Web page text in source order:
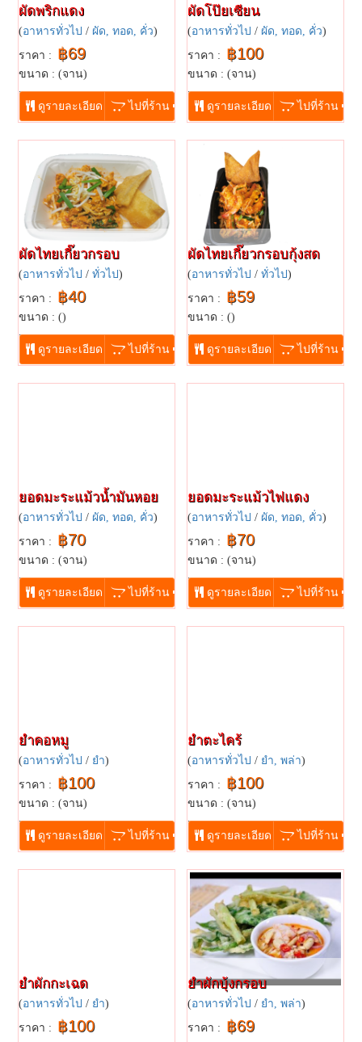
ผัดพริกแดง
(อาหารทั่วไป / ผัด, ทอด, คั่ว)
ราคา : ฿69
ขนาด : (จาน)
...
ดูรายละเอียด ไปที่ร้าน
ผัดโป๊ยเซียน
(อาหารทั่วไป / ผัด, ทอด, คั่ว)
ราคา : ฿100
ขนาด : (จาน)
...
ดูรายละเอียด ไปที่ร้าน
ผัดไทย​เกี๊ยว​กรอบ
(อาหารทั่วไป / ทั่วไป)
ราคา : ฿40
ขนาด : ()
...
ดูรายละเอียด ไปที่ร้าน
ผัดไทย​เกี๊ยว​กรอบ​กุ้ง​สด
(อาหารทั่วไป / ทั่วไป)
ราคา : ฿59
ขนาด : ()
...
ดูรายละเอียด ไปที่ร้าน
ยอดมะระแม้วน้ำมันหอย
(อาหารทั่วไป / ผัด, ทอด, คั่ว)
ราคา : ฿70
ขนาด : (จาน)
...
ดูรายละเอียด ไปที่ร้าน
ยอดมะระแม้วไฟแดง
(อาหารทั่วไป / ผัด, ทอด, คั่ว)
ราคา : ฿70
ขนาด : (จาน)
...
ดูรายละเอียด ไปที่ร้าน
ยำคอหมู
(อาหารทั่วไป / ยำ)
ราคา : ฿100
ขนาด : (จาน)
...
ดูรายละเอียด ไปที่ร้าน
ยำตะไคร้
(อาหารทั่วไป / ยำ, พล่า)
ราคา : ฿100
ขนาด : (จาน)
...
ดูรายละเอียด ไปที่ร้าน
ยำผักกะเฉด
(อาหารทั่วไป / ยำ)
ราคา : ฿100
ยำผักบุ้งกรอบ
(อาหารทั่วไป / ยำ, พล่า)
ราคา : ฿69